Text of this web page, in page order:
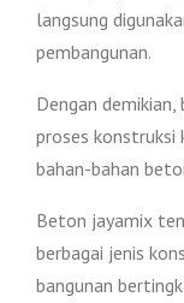
langsung
pembangunan.
Dengan
proses konstruksi
bahan-bahan
Beton jayamix
berbagai jenis
bangunan